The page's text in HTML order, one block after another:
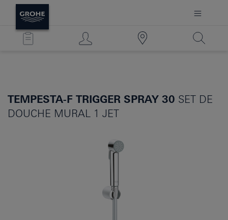
TEMPESTA-F TRIGGER SPRAY 30 SET DE
DOUCHE MURAL 1 JET